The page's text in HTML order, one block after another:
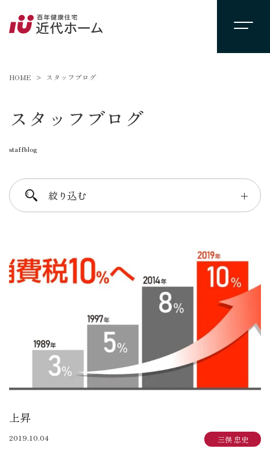
HOME スタッフブログ
スタッフブログ
staffblog
絞り込む ＋
大賀 真寿美：住まいも気持ちもゆったりと
野原 正彦：リフォーム日誌
加田 奈美：子育てママのデザインダイアリー
岩崎 達也：岩ブロ
石渡 秀樹：建築士日記
三俣 忠史：日々記
陳 鵬：陳道中
松本 典朗：近代ホームイズム継承者の気づき
上昇
2019.10.04 三俣 忠史